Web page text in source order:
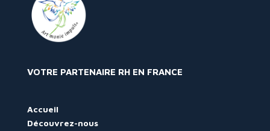
VOTRE PARTENAIRE RH EN FRANCE
Accueil
Découvrez-nous